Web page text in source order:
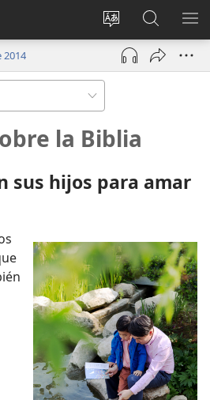
Cambiar
idioma
del sitio
Iniciar
sesión
(abre
nueva
en
jw.org
la Biblia
sus hijos para amar